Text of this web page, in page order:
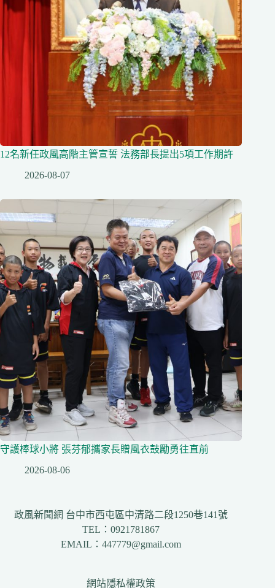
12名新任政風高階主管宣誓 法務部長提出5項工作期許
2026-08-07
守護棒球小將 張芬郁攜家長贈風衣鼓勵勇往直前
2026-08-06
政風新聞網 台中市西屯區中清路二段1250巷141號
TEL：0921781867
EMAIL：447779@gmail.com
網站隱私權政策